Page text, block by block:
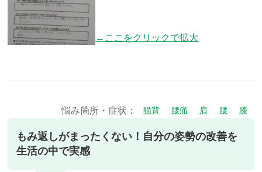
←ここをクリックで拡大
悩み箇所・症状： 猫背 腰痛 肩 腰 膝
もみ返しがまったくない！自分の姿勢の改善を
生活の中で実感